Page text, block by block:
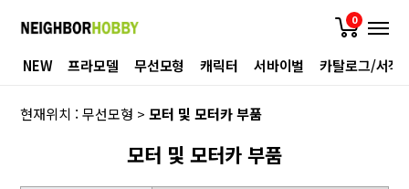
0
NEW 프라모델 무선모형 캐릭터 서바이벌 카탈로그/서적
현재위치 :무선모형 >모터 및 모터카 부품
모터 및 모터카 부품